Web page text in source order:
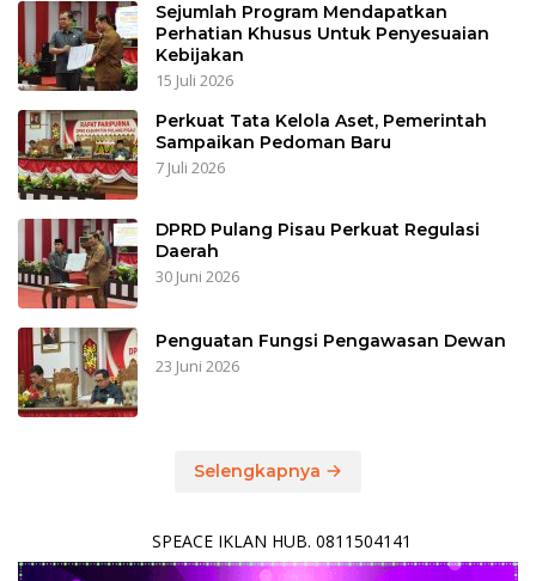
Sejumlah Program Mendapatkan
Perhatian Khusus Untuk Penyesuaian
Kebijakan
15 Juli 2026
Perkuat Tata Kelola Aset, Pemerintah
Sampaikan Pedoman Baru
7 Juli 2026
DPRD Pulang Pisau Perkuat Regulasi
Daerah
30 Juni 2026
Penguatan Fungsi Pengawasan Dewan
23 Juni 2026
Selengkapnya
SPEACE IKLAN HUB. 0811504141